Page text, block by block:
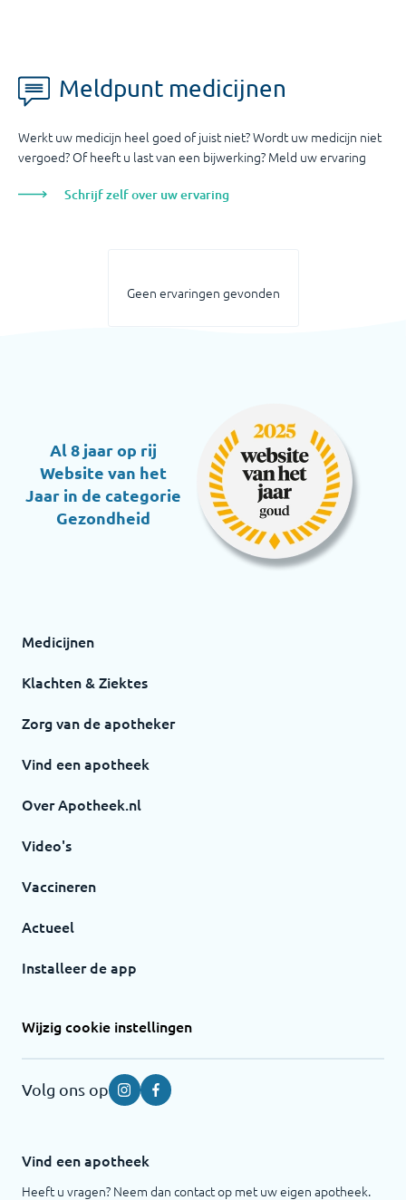
Meldpunt medicijnen
Werkt uw medicijn heel goed of juist niet? Wordt uw medicijn niet
vergoed? Of heeft u last van een bijwerking? Meld uw ervaring
Schrijf zelf over uw ervaring
Geen ervaringen gevonden
Al 8 jaar op rij
Website van het
Jaar in de categorie
Gezondheid
Medicijnen
Klachten & Ziektes
Zorg van de apotheker
Vind een apotheek
Over Apotheek.nl
Video's
Vaccineren
Actueel
Installeer de app
Wijzig cookie instellingen
Volg ons op InstagramFacebook
Vind een apotheek
Heeft u vragen? Neem dan contact op met uw eigen apotheek.